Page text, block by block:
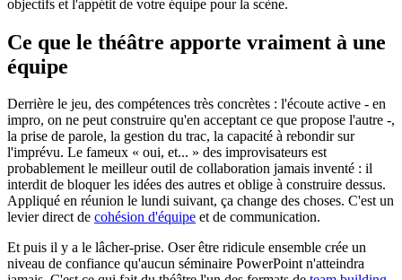
objectifs et l'appétit de votre équipe pour la scène.
Ce que le théâtre apporte vraiment à une
équipe
Derrière le jeu, des compétences très concrètes : l'écoute active - en
impro, on ne peut construire qu'en acceptant ce que propose l'autre -,
la prise de parole, la gestion du trac, la capacité à rebondir sur
l'imprévu. Le fameux « oui, et... » des improvisateurs est
probablement le meilleur outil de collaboration jamais inventé : il
interdit de bloquer les idées des autres et oblige à construire dessus.
Appliqué en réunion le lundi suivant, ça change des choses. C'est un
levier direct de cohésion d'équipe et de communication.
Et puis il y a le lâcher-prise. Oser être ridicule ensemble crée un
niveau de confiance qu'aucun séminaire PowerPoint n'atteindra